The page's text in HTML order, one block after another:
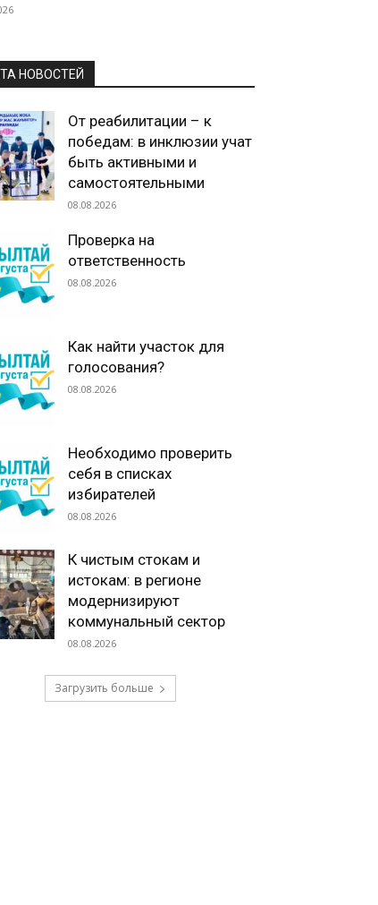
НОВОСТЕЙ
От реабилитации – к
победам: в инклюзии учат
быть активными и
самостоятельными
08.08.2026
Проверка на
ответственность
08.08.2026
Как найти участок для
голосования?
08.08.2026
Необходимо проверить
себя в списках
избирателей
08.08.2026
К чистым стокам и
истокам: в регионе
модернизируют
коммунальный сектор
08.08.2026
Загрузить больше